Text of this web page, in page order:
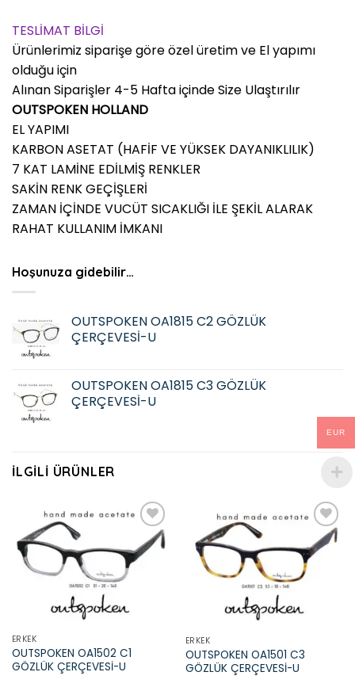
TESLİMAT BİLGİ
Ürünlerimiz siparişe göre özel üretim ve El yapımı
olduğu için
Alınan Siparişler 4-5 Hafta içinde Size Ulaştırılır
OUTSPOKEN HOLLAND
EL YAPIMI
KARBON ASETAT (HAFİF VE YÜKSEK DAYANIKLILIK)
7 KAT LAMİNE EDİLMİŞ RENKLER
SAKİN RENK GEÇİŞLERİ
ZAMAN İÇİNDE VUCÜT SICAKLIĞI İLE ŞEKİL ALARAK
RAHAT KULLANIM İMKANI
Hoşunuza gidebilir…
OUTSPOKEN OA1815 C2 GÖZLÜK
ÇERÇEVESİ-U
OUTSPOKEN OA1815 C3 GÖZLÜK
ÇERÇEVESİ-U
İLGILI ÜRÜNLER
Add to
wishlist
ERKEK
OUTSPOKEN OA1502 C1
GÖZLÜK ÇERÇEVESİ-U
Add to
wishlist
ERKEK
OUTSPOKEN OA1501 C3
GÖZLÜK ÇERÇEVESİ-U
EUR